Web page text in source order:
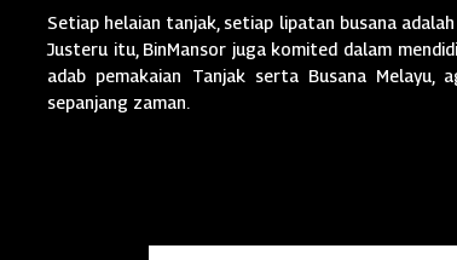
Setiap helaian tanjak, setiap lipatan busana
Justeru itu, BinMansor juga komited dalam
adab pemakaian Tanjak serta Busana
sepanjang zaman.